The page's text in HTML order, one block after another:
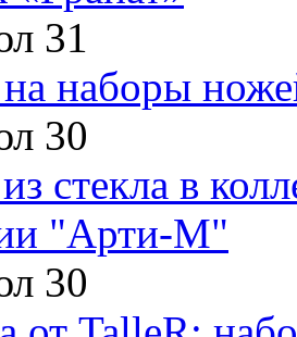
31
наборы
30
стекла в
"Арти-М"
30